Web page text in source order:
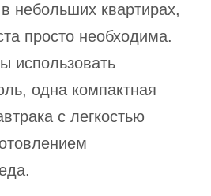
небольших квартирах,
просто необходима.
использовать
одна компактная
с легкостью